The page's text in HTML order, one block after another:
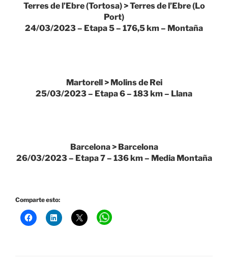
Terres de l’Ebre (Tortosa) > Terres de l’Ebre (Lo
Port)
24/03/2023 – Etapa 5 – 176,5 km – Montaña
Martorell > Molins de Rei
25/03/2023 – Etapa 6 – 183 km – Llana
Barcelona > Barcelona
26/03/2023 – Etapa 7 – 136 km – Media Montaña
Comparte esto: